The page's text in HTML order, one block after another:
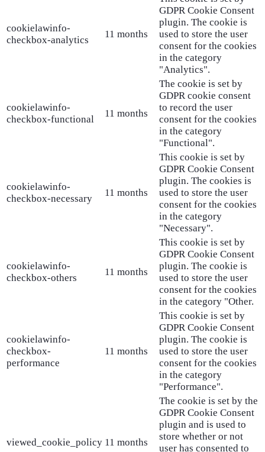
cookielawinfo-
checkbox-analytics
11 months
GDPR Cookie Consent
plugin. The cookie is
used to store the user
consent for the cookies
in the category
"Analytics".
cookielawinfo-
checkbox-functional
11 months
The cookie is set by
GDPR cookie consent
to record the user
consent for the cookies
in the category
"Functional".
cookielawinfo-
checkbox-necessary
11 months
This cookie is set by
GDPR Cookie Consent
plugin. The cookies is
used to store the user
consent for the cookies
in the category
"Necessary".
cookielawinfo-
checkbox-others
11 months
This cookie is set by
GDPR Cookie Consent
plugin. The cookie is
used to store the user
consent for the cookies
in the category "Other.
cookielawinfo-
checkbox-
performance
11 months
This cookie is set by
GDPR Cookie Consent
plugin. The cookie is
used to store the user
consent for the cookies
in the category
"Performance".
viewed_cookie_policy 11 months
The cookie is set by the
GDPR Cookie Consent
plugin and is used to
store whether or not
user has consented to